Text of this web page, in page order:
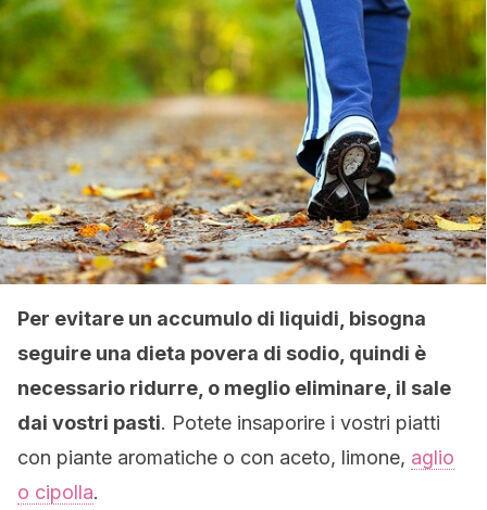
Per evitare un accumulo di liquidi, bisogna
seguire una dieta povera di sodio, quindi è
necessario ridurre, o meglio eliminare, il sale
dai vostri pasti. Potete insaporire i vostri piatti
con piante aromatiche o con aceto, limone, aglio
o cipolla.